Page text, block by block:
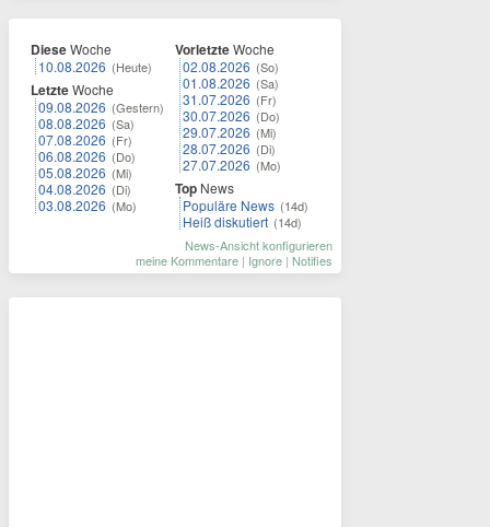
DieseWoche
10.08.2026 (Heute)
LetzteWoche
09.08.2026 (Gestern)
08.08.2026 (Sa)
07.08.2026 (Fr)
06.08.2026 (Do)
05.08.2026 (Mi)
04.08.2026 (Di)
03.08.2026 (Mo)
VorletzteWoche
02.08.2026 (So)
01.08.2026 (Sa)
31.07.2026 (Fr)
30.07.2026 (Do)
29.07.2026 (Mi)
28.07.2026 (Di)
27.07.2026 (Mo)
Top News
Populäre News (14d)
Heiß diskutiert (14d)
News-Ansicht konfigurieren
meine Kommentare | Ignore | Notifies